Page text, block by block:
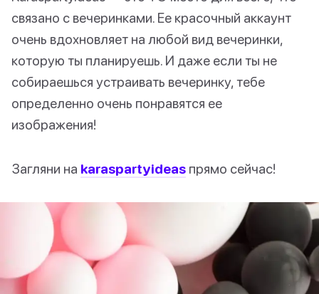
связано с вечеринками. Ее красочный аккаунт
очень вдохновляет на любой вид вечеринки,
которую ты планируешь. И даже если ты не
собираешься устраивать вечеринку, тебе
определенно очень понравятся ее
изображения!
Загляни на karaspartyideas прямо сейчас!